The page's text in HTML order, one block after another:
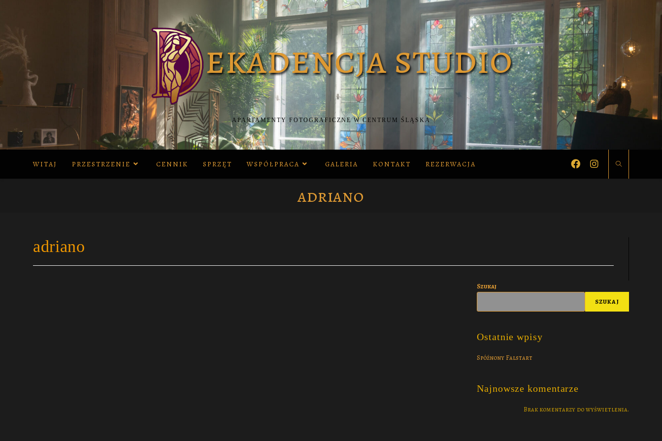
APARTAMENTY FOTOGRAFICZNE W CENTRUM ŚLĄSKA
WITAJ PRZESTRZENIE CENNIK SPRZĘT WSPÓŁPRACA GALERIA KONTAKT REZERWACJA
adriano
adriano
Szukaj
SZUKAJ
Ostatnie wpisy
Spóźnony Falstart
Najnowsze komentarze
Brak komentarzy do wyświetlenia.